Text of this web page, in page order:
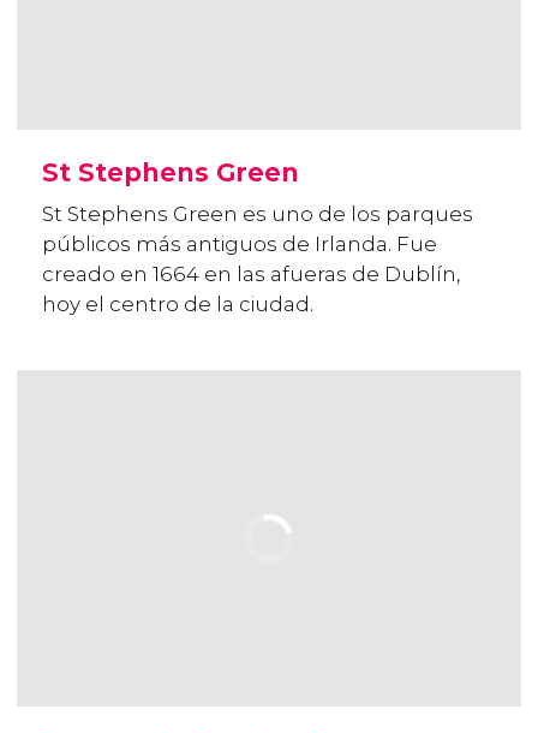
St Stephens Green
St Stephens Green es uno de los parques
públicos más antiguos de Irlanda. Fue
creado en 1664 en las afueras de Dublín,
hoy el centro de la ciudad.